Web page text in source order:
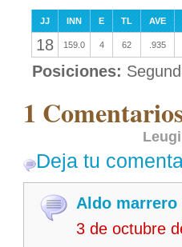
JJ INN E TL AVE
18 159.0 4 62 .935
Posiciones:
1
Deja tu
Aldo marrero
3 de octubre